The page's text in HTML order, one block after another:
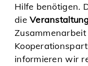
Hilfe benötigen.
die
informieren wir